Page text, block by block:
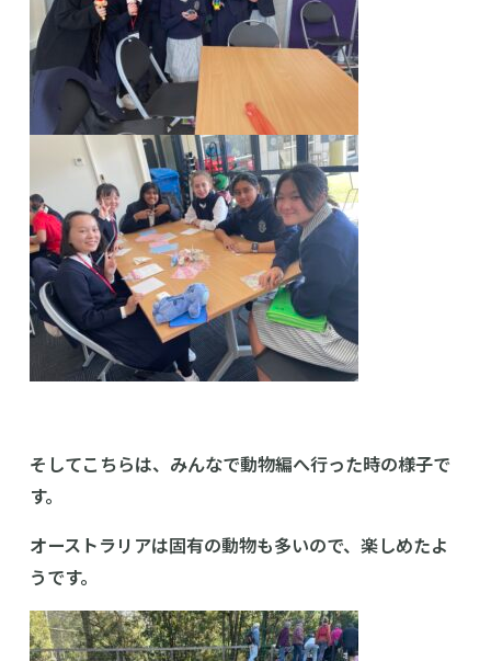
そしてこちらは、みんなで動物編へ行った時の様子で
す。
オーストラリアは固有の動物も多いので、楽しめたよ
うです。
高等学校
学校紹介